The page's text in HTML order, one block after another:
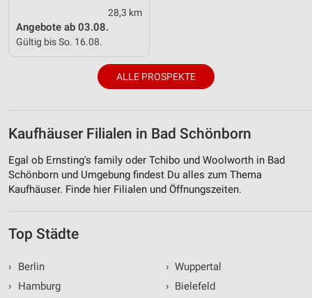
28,3 km
Angebote ab 03.08.
Gültig bis So. 16.08.
ALLE PROSPEKTE
Kaufhäuser Filialen in Bad Schönborn
Egal ob Ernsting's family oder Tchibo und Woolworth in Bad
Schönborn und Umgebung findest Du alles zum Thema
Kaufhäuser. Finde hier Filialen und Öffnungszeiten.
Top Städte
›
Berlin
›
Hamburg
› Wuppertal
› Bielefeld